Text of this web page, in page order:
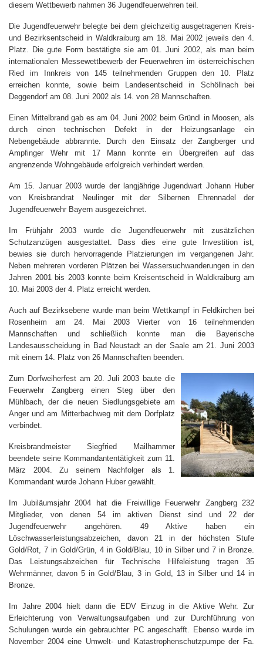
diesem Wettbewerb nahmen 36 Jugendfeuerwehren teil.
Die Jugendfeuerwehr belegte bei dem gleichzeitig ausgetragenen Kreis-
und Bezirksentscheid in Waldkraiburg am 18. Mai 2002 jeweils den 4.
Platz. Die gute Form bestätigte sie am 01. Juni 2002, als man beim
internationalen Messewettbewerb der Feuerwehren im österreichischen
Ried im Innkreis von 145 teilnehmenden Gruppen den 10. Platz
erreichen konnte, sowie beim Landesentscheid in Schöllnach bei
Deggendorf am 08. Juni 2002 als 14. von 28 Mannschaften.
Einen Mittelbrand gab es am 04. Juni 2002 beim Gründl in Moosen, als
durch einen technischen Defekt in der Heizungsanlage ein
Nebengebäude abbrannte. Durch den Einsatz der Zangberger und
Ampfinger Wehr mit 17 Mann konnte ein Übergreifen auf das
angrenzende Wohngebäude erfolgreich verhindert werden.
Am 15. Januar 2003 wurde der langjährige Jugendwart Johann Huber
von Kreisbrandrat Neulinger mit der Silbernen Ehrennadel der
Jugendfeuerwehr Bayern ausgezeichnet.
Im Frühjahr 2003 wurde die Jugendfeuerwehr mit zusätzlichen
Schutzanzügen ausgestattet. Dass dies eine gute Investition ist,
bewies sie durch hervorragende Platzierungen im vergangenen Jahr.
Neben mehreren vorderen Plätzen bei Wassersuchwanderungen in den
Jahren 2001 bis 2003 konnte beim Kreisentscheid in Waldkraiburg am
10. Mai 2003 der 4. Platz erreicht werden.
Auch auf Bezirksebene wurde man beim Wettkampf in Feldkirchen bei
Rosenheim am 24. Mai 2003 Vierter von 16 teilnehmenden
Mannschaften und schließlich konnte man die Bayerische
Landesausscheidung in Bad Neustadt an der Saale am 21. Juni 2003
mit einem 14. Platz von 26 Mannschaften beenden.
Zum Dorfweiherfest am 20. Juli 2003 baute die
Feuerwehr Zangberg einen Steg über den
Mühlbach, der die neuen Siedlungsgebiete am
Anger und am Mitterbachweg mit dem Dorfplatz
verbindet.
Kreisbrandmeister Siegfried Mailhammer
beendete seine Kommandantentätigkeit zum 11.
März 2004. Zu seinem Nachfolger als 1.
Kommandant wurde Johann Huber gewählt.
Im Jubiläumsjahr 2004 hat die Freiwillige Feuerwehr Zangberg 232
Mitglieder, von denen 54 im aktiven Dienst sind und 22 der
Jugendfeuerwehr angehören. 49 Aktive haben ein
Löschwasserleistungsabzeichen, davon 21 in der höchsten Stufe
Gold/Rot, 7 in Gold/Grün, 4 in Gold/Blau, 10 in Silber und 7 in Bronze.
Das Leistungsabzeichen für Technische Hilfeleistung tragen 35
Wehrmänner, davon 5 in Gold/Blau, 3 in Gold, 13 in Silber und 14 in
Bronze.
Im Jahre 2004 hielt dann die EDV Einzug in die Aktive Wehr. Zur
Erleichterung von Verwaltungsaufgaben und zur Durchführung von
Schulungen wurde ein gebrauchter PC angeschafft. Ebenso wurde im
November 2004 eine Umwelt- und Katastrophenschutzpumpe der Fa.